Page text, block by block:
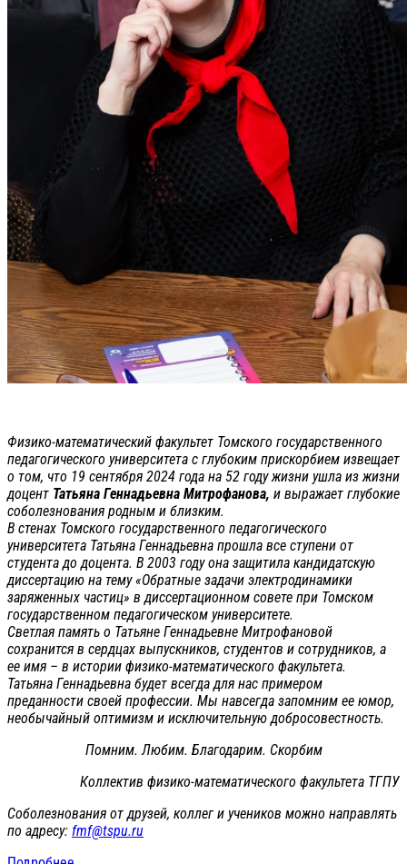
Физико-математический факультет Томского государственного
педагогического университета с глубоким прискорбием извещает
о том, что 19 сентября 2024 года на 52 году жизни ушла из жизни
доцент Татьяна Геннадьевна Митрофанова, и выражает глубокие
соболезнования родным и близким.
В стенах Томского государственного педагогического
университета Татьяна Геннадьевна прошла все ступени от
студента до доцента. В 2003 году она защитила кандидатскую
диссертацию на тему «Обратные задачи электродинамики
заряженных частиц» в диссертационном совете при Томском
государственном педагогическом университете.
Светлая память о Татьяне Геннадьевне Митрофановой
сохранится в сердцах выпускников, студентов и сотрудников, а
ее имя – в истории физико-математического факультета.
Татьяна Геннадьевна будет всегда для нас примером
преданности своей профессии. Мы навсегда запомним ее юмор,
необычайный оптимизм и исключительную добросовестность.
Помним. Любим. Благодарим. Скорбим
Коллектив физико-математического факультета ТГПУ
Соболезнования от друзей, коллег и учеников можно направлять
по адресу: fmf@tspu.ru